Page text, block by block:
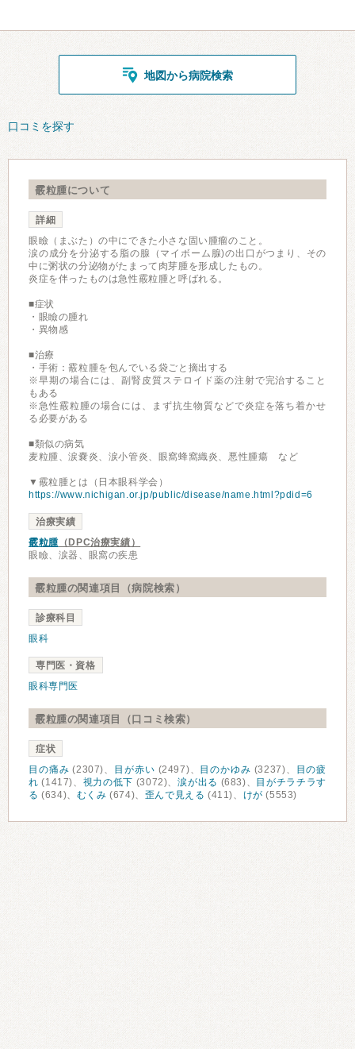
地図から病院検索
口コミを探す
霰粒腫について
詳細
眼瞼（まぶた）の中にできた小さな固い腫瘤のこと。
涙の成分を分泌する脂の腺（マイボーム腺)の出口がつまり、その
中に粥状の分泌物がたまって肉芽腫を形成したもの。
炎症を伴ったものは急性霰粒腫と呼ばれる。
■症状
・眼瞼の腫れ
・異物感
■治療
・手術：霰粒腫を包んでいる袋ごと摘出する
※早期の場合には、副腎皮質ステロイド薬の注射で完治すること
もある
※急性霰粒腫の場合には、まず抗生物質などで炎症を落ち着かせ
る必要がある
■類似の病気
麦粒腫、涙嚢炎、涙小管炎、眼窩蜂窩織炎、悪性腫瘍 など
▼霰粒腫とは（日本眼科学会）
https://www.nichigan.or.jp/public/disease/name.html?pdid=6
治療実績
霰粒腫（DPC治療実績）
眼瞼、涙器、眼窩の疾患
霰粒腫の関連項目（病院検索）
診療科目
眼科
専門医・資格
眼科専門医
霰粒腫の関連項目（口コミ検索）
症状
目の痛み (2307)、 目が赤い (2497)、 目のかゆみ (3237)、
目の疲
れ (1417)、 視力の低下 (3072)、涙が出る (683)、
目がチラチラす
る (634)、 むくみ (674)、 歪んで見える (411)、 けが (5553)